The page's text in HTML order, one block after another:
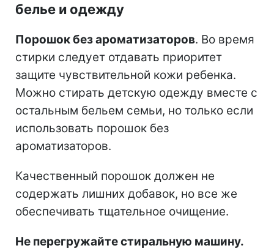
белье и одежду
Порошок без ароматизаторов. Во время
стирки следует отдавать приоритет
защите чувствительной кожи ребенка.
Можно стирать детскую одежду вместе с
остальным бельем семьи, но только если
использовать порошок без
ароматизаторов.
Качественный порошок должен не
содержать лишних добавок, но все же
обеспечивать тщательное очищение.
Не перегружайте стиральную машину.